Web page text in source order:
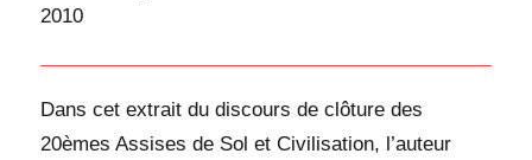
2010
Dans cet extrait du discours de clôture des
20èmes Assises de Sol et Civilisation, l’auteur